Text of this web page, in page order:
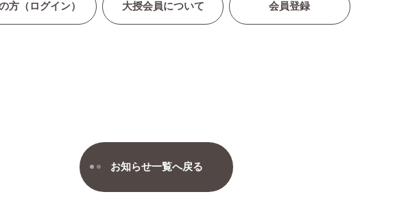
方（ログイン） 大授会員について 会員登録
お知らせ一覧へ戻る